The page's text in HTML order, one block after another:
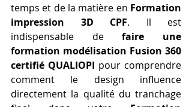
temps et de la matière en Formation
impression 3D CPF. Il est
indispensable de faire une
formation modélisation Fusion 360
certifié QUALIOPI pour comprendre
comment le design influence
directement la qualité du tranchage